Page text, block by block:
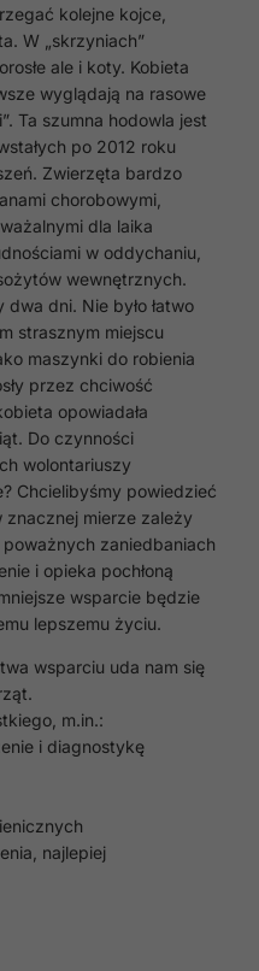
kolejne kojce,
W „skrzyniach”
ale i koty. Kobieta
wyglądają na rasowe
Ta szumna hodowla jest
po 2012 roku
Zwierzęta bardzo
chorobowymi,
dla laika
w oddychaniu,
wewnętrznych.
dni. Nie było łatwo
strasznym miejscu
maszynki do robienia
przez chciwość
opowiadała
Do czynności
wolontariuszy
Chcielibyśmy powiedzieć
znacznej mierze zależy
zaniedbaniach
i opieka pochłoną
wsparcie będzie
lepszemu życiu.
wsparciu uda nam się
m.in.:
i diagnostykę
najlepiej